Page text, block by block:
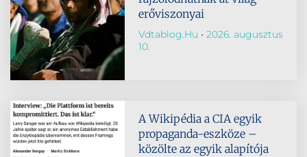
erőviszonyai
Vdtablog.hu
2026. augusztus
10.
A Wikipédia a CIA egyik
propaganda-eszköze –
közölte az egyik alapítója